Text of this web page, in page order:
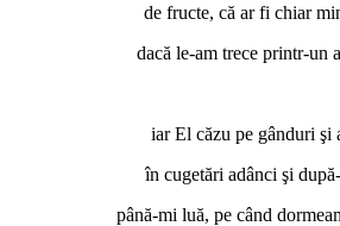
de fructe, că ar fi chiar
dacă le-am trece printr-un
iar El căzu pe gânduri şi
în cugetări adânci şi
până-mi luă, pe când